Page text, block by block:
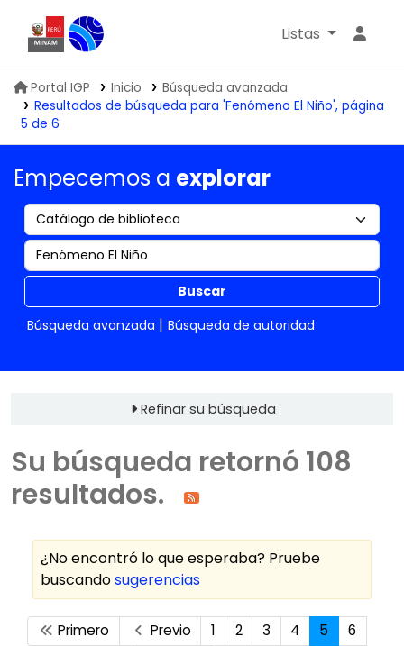
Biblioteca IGP
Listas
Portal IGP Inicio
Búsqueda avanzada
Resultados de búsqueda para 'Fenómeno El Niño', página
5 de 6
Empecemos a explorar
Buscar
Búsqueda avanzada
Búsqueda de autoridad
Refinar su búsqueda
Su búsqueda retornó 108
resultados.
¿No encontró lo que esperaba? Pruebe
buscandosugerencias
Ordenar
Primero Previo 1 2 3 4 5
6